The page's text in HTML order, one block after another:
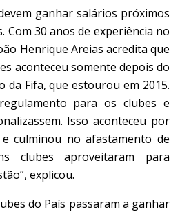
ganhar salários próximos
Com 30 anos de experiência no
Henrique Areias acredita que
aconteceu somente depois do
da Fifa, que estourou em 2015.
para os clubes e
Isso aconteceu por
e culminou no afastamento de
clubes aproveitaram para
explicou.
do País passaram a ganhar